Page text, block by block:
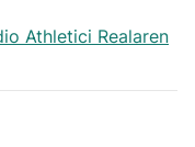
Athletici Realaren